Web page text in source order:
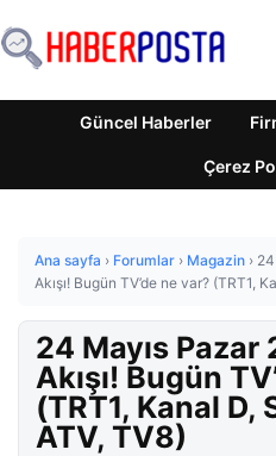
Güncel Haberler
Çerez
Ana sayfa › Forumlar › Magazin ›
Akışı! Bugün TV’de ne var? (TRT1,
24 Mayıs Pazar
Akışı! Bugün
(TRT1, Kanal D,
ATV, TV8)